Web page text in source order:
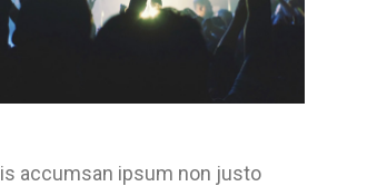
accumsan ipsum non justo